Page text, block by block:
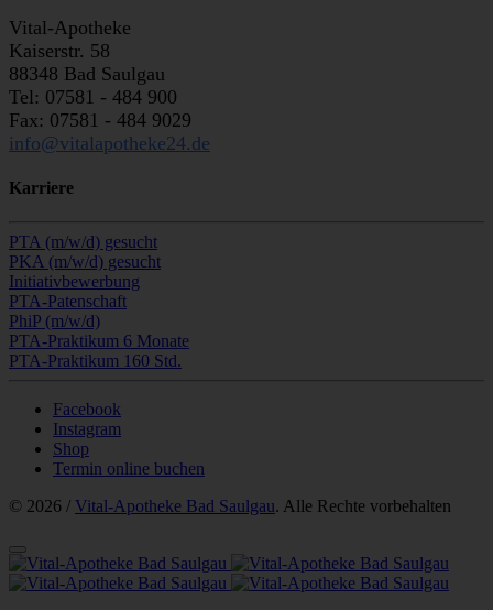
Vital-Apotheke
Kaiserstr. 58
88348 Bad Saulgau
Tel: 07581 - 484 900
Fax: 07581 - 484 9029
info@vitalapotheke24.de
Karriere
PTA (m/w/d) gesucht
PKA (m/w/d) gesucht
Initiativbewerbung
PTA-Patenschaft
PhiP (m/w/d)
PTA-Praktikum 6 Monate
PTA-Praktikum 160 Std.
Facebook
Instagram
Shop
Termin online buchen
© 2026 / Vital-Apotheke Bad Saulgau. Alle Rechte vorbehalten